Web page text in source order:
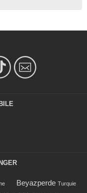
Beyazperde Turquie